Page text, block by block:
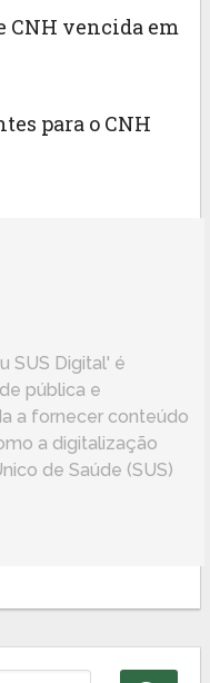
CNH vencida em
para o CNH
SUS Digital' é
pública e
a fornecer conteúdo
a digitalização
de Saúde (SUS)